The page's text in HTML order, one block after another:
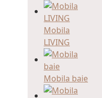
Mobila
LIVING
Mobila baie